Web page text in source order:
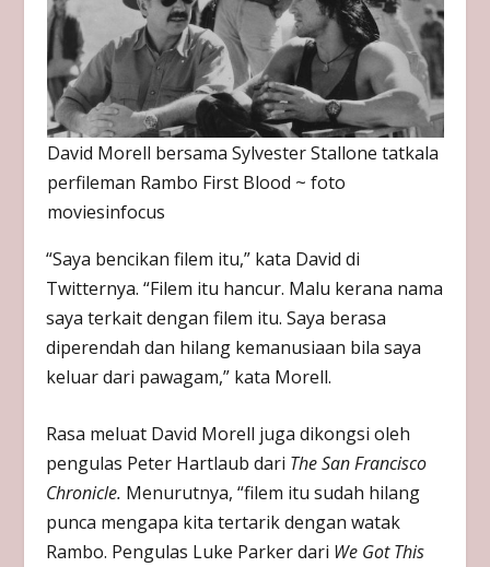
David Morell bersama Sylvester Stallone tatkala
perfileman Rambo First Blood ~ foto
moviesinfocus
“Saya bencikan filem itu,” kata David di
Twitternya. “Filem itu hancur. Malu kerana nama
saya terkait dengan filem itu. Saya berasa
diperendah dan hilang kemanusiaan bila saya
keluar dari pawagam,” kata Morell.
Rasa meluat David Morell juga dikongsi oleh
pengulas Peter Hartlaub dari The San Francisco
Chronicle. Menurutnya, “filem itu sudah hilang
punca mengapa kita tertarik dengan watak
Rambo. Pengulas Luke Parker dari We Got This